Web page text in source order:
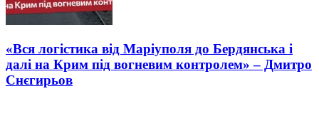
«Вся логістика від Маріуполя до Бердянська і
далі на Крим під вогневим контролем» – Дмитро
Снєгирьов